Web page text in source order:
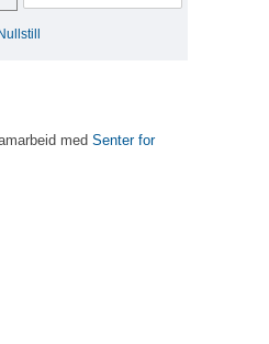
Nullstill
med Senter for